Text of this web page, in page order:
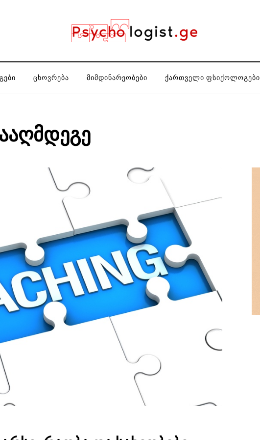
ᲪᲮᲝᲕᲠᲔᲑᲐ ᲛᲘᲛᲓᲘᲜᲐᲠᲔᲝᲑᲔᲑᲘ ᲥᲐᲠᲗᲕᲔᲚᲘ ᲤᲡᲘᲥᲝᲚᲝᲒᲔᲑᲘ